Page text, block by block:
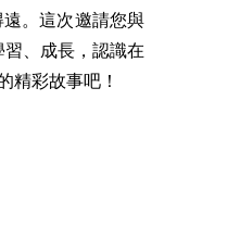
。這次邀請您與
、成長，認識在
精彩故事吧！